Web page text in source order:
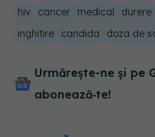
hiv cancer medical durere
inghitire
candida doza de
Urmărește-ne și pe
abonează‑te!